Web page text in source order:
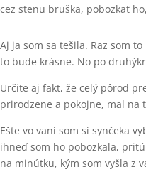
cez stenu bruška, pobozkať
Aj ja som sa tešila. Raz som
to bude krásne. No po
Určite aj fakt, že celý pôrod
prirodzene a pokojne, mal na
Ešte vo vani som si synčeka
ihneď som ho pobozkala,
na minútku, kým som vyšla z